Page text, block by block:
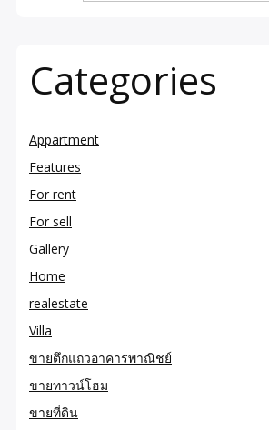
Categories
Appartment
Features
For rent
For sell
Gallery
Home
realestate
Villa
ขายตึกแถวอาคารพาณิชย์
ขายทาวน์โฮม
ขายที่ดิน